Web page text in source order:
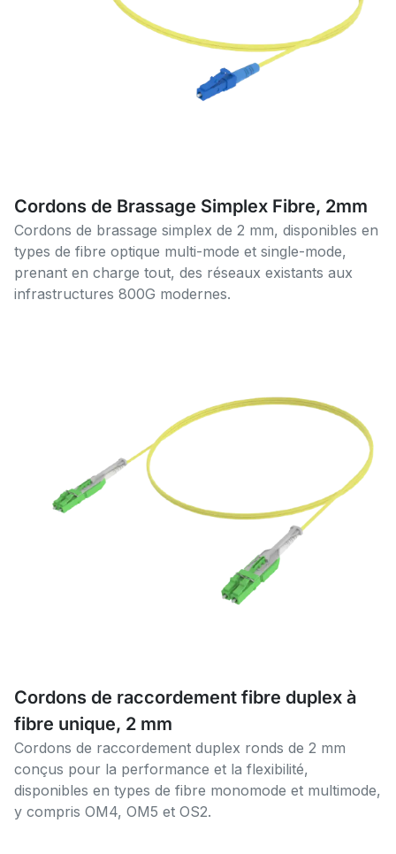
Cordons de Brassage Simplex Fibre, 2mm
Cordons de brassage simplex de 2 mm, disponibles en
types de fibre optique multi-mode et single-mode,
prenant en charge tout, des réseaux existants aux
infrastructures 800G modernes.
Cordons de raccordement fibre duplex à
fibre unique, 2 mm
Cordons de raccordement duplex ronds de 2 mm
conçus pour la performance et la flexibilité,
disponibles en types de fibre monomode et multimode,
y compris OM4, OM5 et OS2.